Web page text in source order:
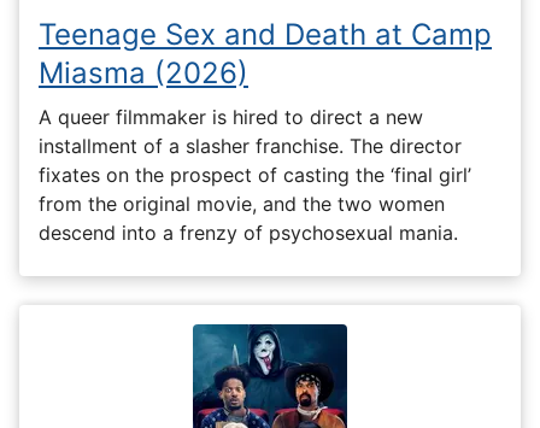
Teenage Sex and Death at Camp
Miasma (2026)
A queer filmmaker is hired to direct a new
installment of a slasher franchise. The director
fixates on the prospect of casting the ‘final girl’
from the original movie, and the two women
descend into a frenzy of psychosexual mania.